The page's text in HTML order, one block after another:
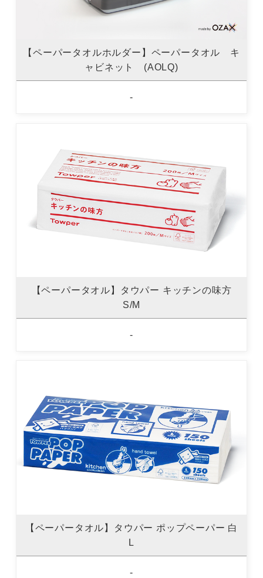
【ペーパータオルホルダー】ペーパータオル キ
ャビネット (AOLQ)
-
【ペーパータオル】タウパー キッチンの味方
S/M
-
【ペーパータオル】タウパー ポップペーパー 白
L
-